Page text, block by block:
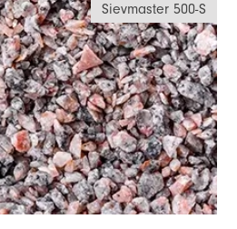
Sievmaster 500-S